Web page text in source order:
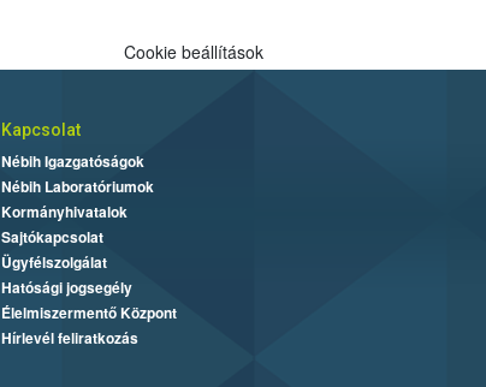
Cookie beállítások
Kapcsolat
Nébih Igazgatóságok
Nébih Laboratóriumok
Kormányhivatalok
Sajtókapcsolat
Ügyfélszolgálat
Hatósági jogsegély
Élelmiszermentő Központ
Hírlevél feliratkozás